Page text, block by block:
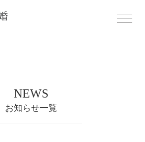
NEWS
お知らせ一覧